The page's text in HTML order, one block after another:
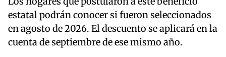
estatal podrán conocer si fueron seleccionados
en agosto de 2026. El descuento se aplicará en la
cuenta de septiembre de ese mismo año.